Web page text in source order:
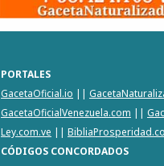
PORTALES
GacetaOficial.io ||
GacetaOficialVenezuela.com ||
Ley.com.ve ||
CÓDIGOS CONCORDADOS